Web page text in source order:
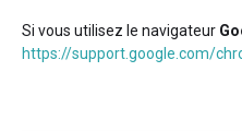
Si vous utilisez le navigateur
https://support.google.com/